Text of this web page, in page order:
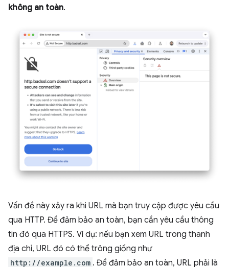
không an toàn.
Vấn đề này xảy ra khi URL mà bạn truy cập được yêu cầu
qua HTTP. Để đảm bảo an toàn, bạn cần yêu cầu thông
tin đó qua HTTPS. Ví dụ: nếu bạn xem URL trong thanh
địa chỉ, URL đó có thể trông giống như
http://example.com . Để đảm bảo an toàn, URL phải là